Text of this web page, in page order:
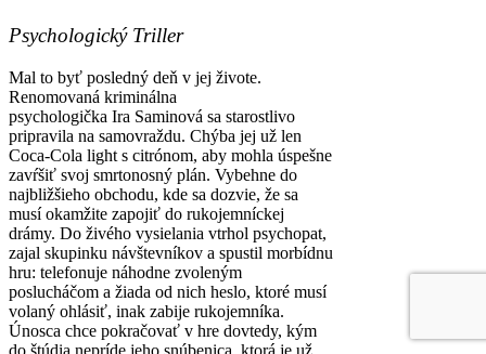
Psychologický Triller
Mal to byť posledný deň v jej živote.
Renomovaná kriminálna
psychologička Ira Saminová sa starostlivo
pripravila na samovraždu. Chýba jej už len
Coca-Cola light s citrónom, aby mohla úspešne
zavŕšiť svoj smrtonosný plán. Vybehne do
najbližšieho obchodu, kde sa dozvie, že sa
musí okamžite zapojiť do rukojemníckej
drámy. Do živého vysielania vtrhol psychopat,
zajal skupinku návštevníkov a spustil morbídnu
hru: telefonuje náhodne zvoleným
poslucháčom a žiada od nich heslo, ktoré musí
volaný ohlásiť, inak zabije rukojemníka.
Únosca chce pokračovať v hre dovtedy, kým
do štúdia nepríde jeho snúbenica. ktorá je už